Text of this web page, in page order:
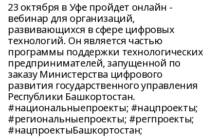
23 октября в Уфе пройдет онлайн -
вебинар для организаций,
развивающихся в сфере цифровых
технологий. Он является частью
программы поддержки технологических
предпринимателей, запущенной по
заказу Министерства цифрового
развития государственного управления
Республики Башкортостан.
#национальныепроекты; #нацпроекты;
#региональныепроекты; #регпроекты;
#нацпроектыБашкортостан;